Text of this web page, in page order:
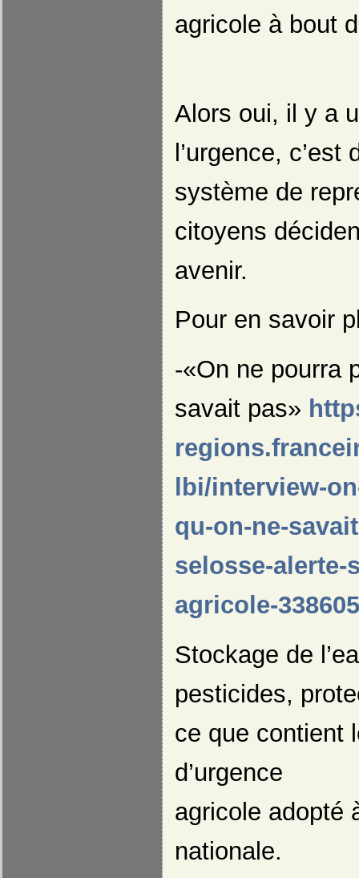
agricole à bout
Alors oui, il y a
l’urgence,
système de
citoyens
avenir.
Pour en savoir
-«On ne pourra
savait pas»
lbi/interview-
qu-on-ne-
selosse-alerte-
agricole-
Stockage de
pesticides,
ce que contient
d’urgence
agricole adopté
nationale.